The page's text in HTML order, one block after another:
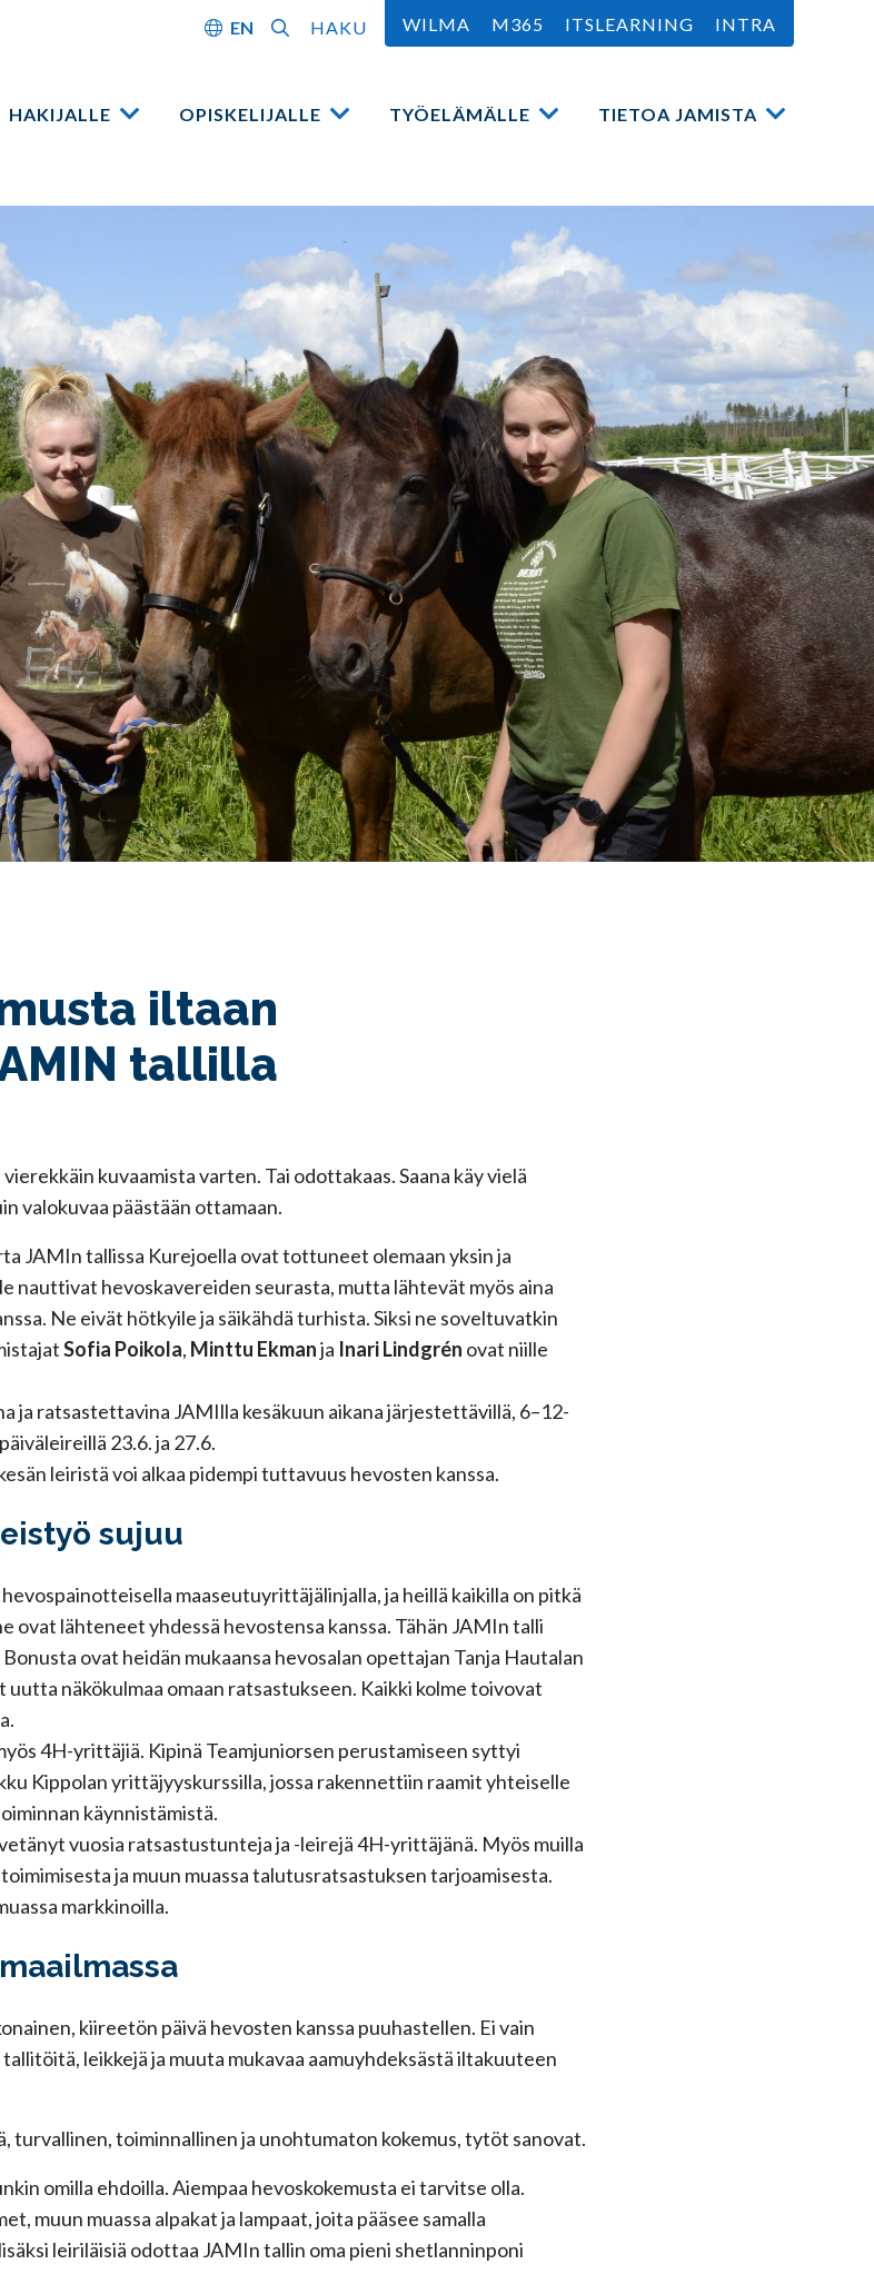
EN HAKU WILMA M365 ITSLEARNING INTRA
HAKIJALLE Avaa OPISKELIJALLE Avaa TYÖELÄMÄLLE Avaa TIETOA JAMISTA Avaa
iltaan
tallilla
kuvaamista varten. Tai odottakaas. Saana käy vielä
valokuvaa päästään ottamaan.
JAMIn tallissa Kurejoella ovat tottuneet olemaan yksin ja
nauttivat hevoskavereiden seurasta, mutta lähtevät myös aina
Ne eivät hötkyile ja säikähdä turhista. Siksi ne soveltuvatkin
Sofia Poikola, Minttu Ekmanja Inari Lindgrén ovat niille
ja ratsastettavina JAMIlla kesäkuun aikana järjestettävillä, 6–12-
23.6. ja 27.6.
leiristä voi alkaa pidempi tuttavuus hevosten kanssa.
sujuu
maaseutuyrittäjälinjalla, ja heillä kaikilla on pitkä
ovat lähteneet yhdessä hevostensa kanssa. Tähän JAMIn talli
ovat heidän mukaansa hevosalan opettajan Tanja Hautalan
näkökulmaa omaan ratsastukseen. Kaikki kolme toivovat
4H-yrittäjiä. Kipinä Teamjuniorsen perustamiseen syttyi
Kippolan yrittäjyyskurssilla, jossa rakennettiin raamit yhteiselle
käynnistämistä.
vuosia ratsastustunteja ja -leirejä 4H-yrittäjänä. Myös muilla
ja muun muassa talutusratsastuksen tarjoamisesta.
markkinoilla.
kiireetön päivä hevosten kanssa puuhastellen. Ei vain
leikkejä ja muuta mukavaa aamuyhdeksästä iltakuuteen
turvallinen, toiminnallinen ja unohtumaton kokemus, tytöt sanovat.
omilla ehdoilla. Aiempaa hevoskokemusta ei tarvitse olla.
muun muassa alpakat ja lampaat, joita pääsee samalla
leiriläisiä odottaa JAMIn tallin oma pieni shetlanninponi